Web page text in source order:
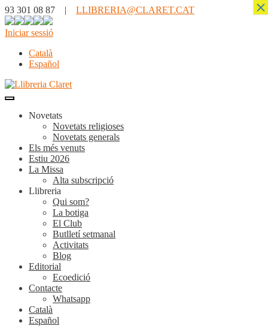
93 301 08 87 | LLIBRERIA@CLARET.CAT
Iniciar sessió
Català
Español
Novetats
Novetats religioses
Novetats generals
Els més venuts
Estiu 2026
La Missa
Alta subscripció
Llibreria
Qui som?
La botiga
El Club
Butlletí setmanal
Activitats
Blog
Editorial
Ecoedició
Contacte
Whatsapp
Català
Español
×